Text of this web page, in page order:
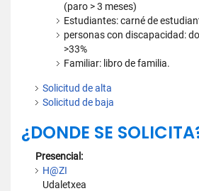
(paro > 3 meses)
Estudiantes: carné de
personas con discapacidad:
>33%
Familiar: libro de familia.
Solicitud de alta
Solicitud de baja
¿DONDE SE
Presencial:
H@ZI
Udaletxea